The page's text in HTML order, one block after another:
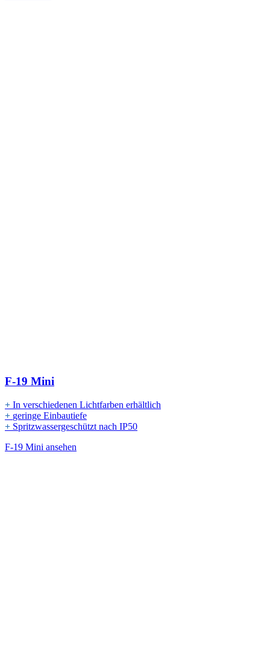
F-19 Mini
+ In verschiedenen Lichtfarben erhältlich
+ geringe Einbautiefe
+ Spritzwassergeschützt nach IP50
F-19 Mini ansehen